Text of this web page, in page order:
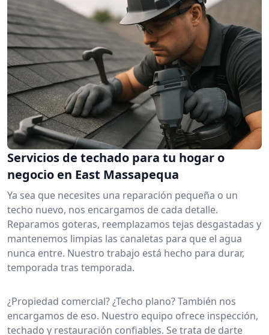
Servicios de techado para tu hogar o
negocio en East Massapequa
Ya sea que necesites una reparación pequeña o un
techo nuevo, nos encargamos de cada detalle.
Reparamos goteras, reemplazamos tejas desgastadas y
mantenemos limpias las canaletas para que el agua
nunca entre. Nuestro trabajo está hecho para durar,
temporada tras temporada.
¿Propiedad comercial? ¿Techo plano? También nos
encargamos de eso. Nuestro equipo ofrece inspección,
techado y restauración confiables. Se trata de darte